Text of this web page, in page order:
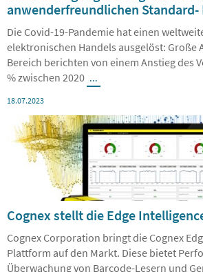
Die Covid-19-Pandemie hat einen
elektronischen Handels ausgelöst: Große
Bereich berichten von einem Anstieg des
% zwischen 2020 ...
18.07.2023
Cognex stellt die Edge
Cognex Corporation bringt die Cognex
Plattform auf den Markt. Diese bietet
Überwachung von Barcode-Lesern und
Vermeidung von ...